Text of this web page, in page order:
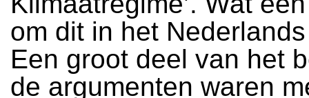
om dit in het
Een groot deel van het
de argumenten waren